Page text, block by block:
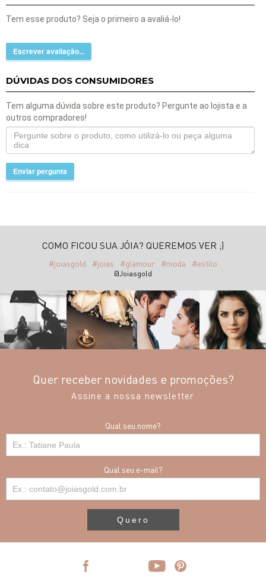
Tem esse produto? Seja o primeiro a avaliá-lo!
Escrever avaliação...
DÚVIDAS DOS CONSUMIDORES
Tem alguma dúvida sobre este produto? Pergunte ao lojista e a
outros compradores!
Enviar pergunta
COMO FICOU SUA JÓIA? QUEREMOS VER ;)
#joiasgold #joias #glamour #moda #estilo
@Joiasgold
Quer receber novidades e promoções?
Assine a nossa newsletter
Qual seu nome?
Qual seu e-mail?
Quero